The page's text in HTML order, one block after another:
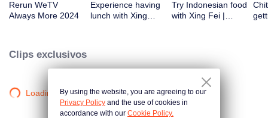
Rerun WeTV
Always More 2024
Experience having
lunch with Xing
Try Indonesian food
with Xing Fei |
Clips exclusivos
Loading…By using the website, you are agreeing to our
Privacy Policy and the use of cookies in
accordance with our Cookie Policy.